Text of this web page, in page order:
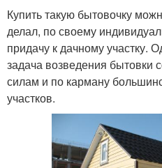
Купить такую бытовочку
делал, по своему
придачу к дачному участку.
задача возведения бытовки
силам и по карману
участков.